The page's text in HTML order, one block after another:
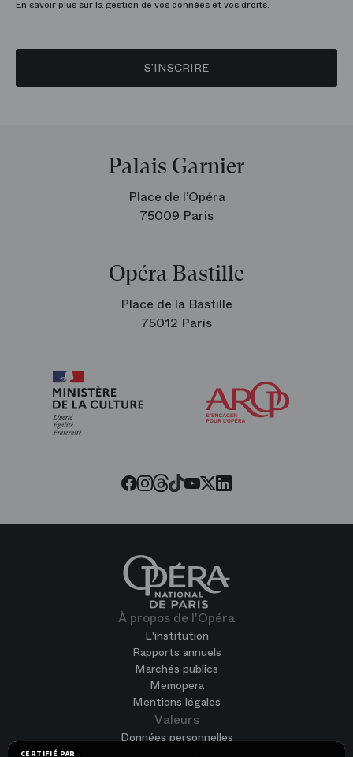
CERTIFIÉ PAR
En savoir plus sur la gestion de vos données et vos droits.
S’INSCRIRE
Palais Garnier
Place de l’Opéra
75009 Paris
Opéra Bastille
Place de la Bastille
75012 Paris
Facebook
Instagram
Threads
Tiktok
Youtube
Twitter
LinkedIn
À propos de l'Opéra
L'institution
Rapports annuels
Marchés publics
Memopera
Mentions légales
Valeurs
Données personnelles